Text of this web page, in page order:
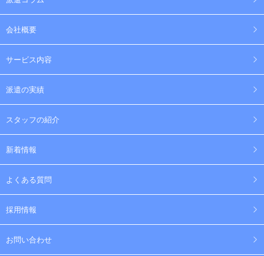
会社概要
サービス内容
派遣の実績
スタッフの紹介
新着情報
よくある質問
採用情報
お問い合わせ